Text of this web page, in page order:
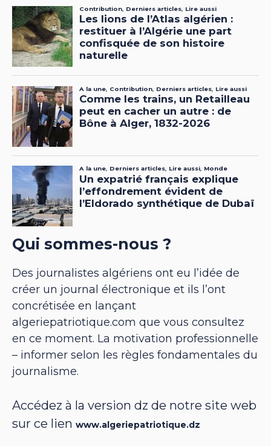
Qui sommes-nous ?
Des journalistes algériens ont eu l’idée de
créer un journal électronique et ils l’ont
concrétisée en lançant
algeriepatriotique.com que vous consultez
en ce moment. La motivation professionnelle
– informer selon les règles fondamentales du
journalisme.
Accédez à la version dz de notre site web
sur ce lien www.algeriepatriotique.dz